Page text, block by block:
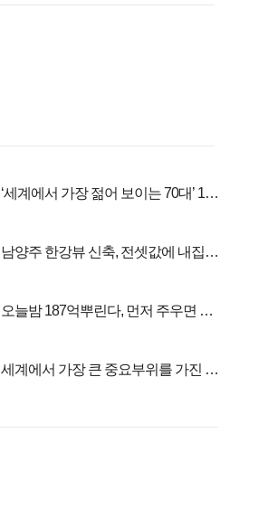
‘세계에서 가장 젊어 보이는 70대’ 1위
남양주 한강뷰 신축, 전셋값에 내집마
오늘밤 187억뿌린다, 먼저 주우면 최
세계에서 가장 큰 중요부위를 가진 남